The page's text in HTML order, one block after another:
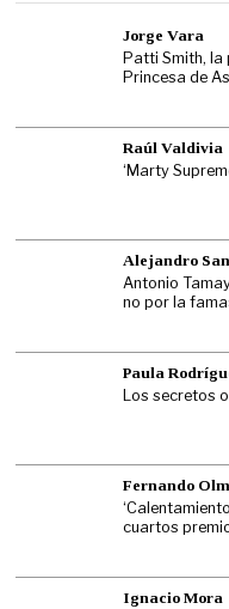
Jorge Vara
Patti Smith, la
Princesa de
Raúl Valdivia
‘Marty
Alejandro
Antonio
no por la
Paula
Los secretos
Fernando
cuartos
Ignacio Mora